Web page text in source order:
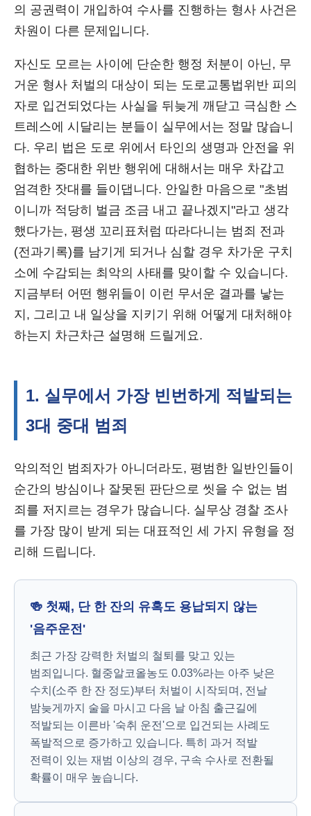
의 공권력이 개입하여 수사를 진행하는 형사 사건은
차원이 다른 문제입니다.
자신도 모르는 사이에 단순한 행정 처분이 아닌, 무
거운 형사 처벌의 대상이 되는 도로교통법위반 피의
자로 입건되었다는 사실을 뒤늦게 깨닫고 극심한 스
트레스에 시달리는 분들이 실무에서는 정말 많습니
다. 우리 법은 도로 위에서 타인의 생명과 안전을 위
협하는 중대한 위반 행위에 대해서는 매우 차갑고
엄격한 잣대를 들이댑니다. 안일한 마음으로 "초범
이니까 적당히 벌금 조금 내고 끝나겠지"라고 생각
했다가는, 평생 꼬리표처럼 따라다니는 범죄 전과
(전과기록)를 남기게 되거나 심할 경우 차가운 구치
소에 수감되는 최악의 사태를 맞이할 수 있습니다.
지금부터 어떤 행위들이 이런 무서운 결과를 낳는
지, 그리고 내 일상을 지키기 위해 어떻게 대처해야
하는지 차근차근 설명해 드릴게요.
1. 실무에서 가장 빈번하게 적발되는
3대 중대 범죄
악의적인 범죄자가 아니더라도, 평범한 일반인들이
순간의 방심이나 잘못된 판단으로 씻을 수 없는 범
죄를 저지르는 경우가 많습니다. 실무상 경찰 조사
를 가장 많이 받게 되는 대표적인 세 가지 유형을 정
리해 드립니다.
🍻 첫째, 단 한 잔의 유혹도 용납되지 않는
'음주운전'
최근 가장 강력한 처벌의 철퇴를 맞고 있는
범죄입니다. 혈중알코올농도 0.03%라는 아주 낮은
수치(소주 한 잔 정도)부터 처벌이 시작되며, 전날
밤늦게까지 술을 마시고 다음 날 아침 출근길에
적발되는 이른바 '숙취 운전'으로 입건되는 사례도
폭발적으로 증가하고 있습니다. 특히 과거 적발
전력이 있는 재범 이상의 경우, 구속 수사로 전환될
확률이 매우 높습니다.